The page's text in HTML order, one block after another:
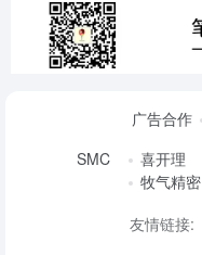
广告合作
SMC
喜开理
牧气精密
友情链接: